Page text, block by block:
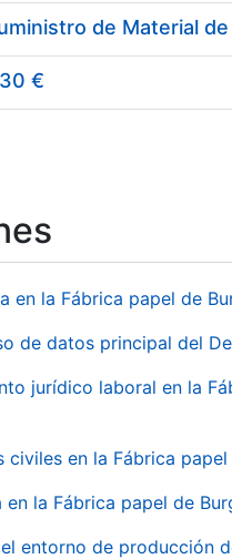
€
en la Fábrica papel de
de datos principal del
jurídico laboral en la
en la Fábrica
la Fábrica papel de
entorno de producción